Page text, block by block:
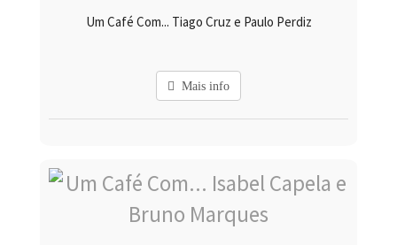
Um Café Com... Tiago Cruz e Paulo Perdiz
Mais info